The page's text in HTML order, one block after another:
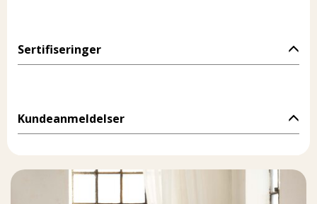
Sertifiseringer
Kundeanmeldelser